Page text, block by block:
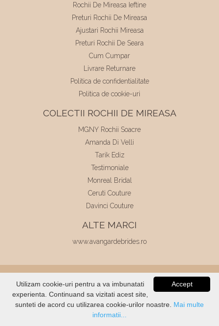
Rochii De Mireasa Ieftine
Preturi Rochii De Mireasa
Ajustari Rochii Mireasa
Preturi Rochii De Seara
Cum Cumpar
Livrare Returnare
Politica de confidentialitate
Politica de cookie-uri
COLECTII ROCHII DE MIREASA
MGNY Rochii Soacre
Amanda Di Velli
Tarik Ediz
Testimoniale
Monreal Bridal
Ceruti Couture
Davinci Couture
ALTE MARCI
www.avangardebrides.ro
© 2026Elite Mariaj | Toate drepturile
rezervate
Dezvoltat de Voitin.com
STOC
Accept
Utilizam cookie-uri pentru a va imbunatati
experienta. Continuand sa vizitati acest site,
sunteti de acord cu utilizarea cookie-urilor noastre. Mai multe
informatii...